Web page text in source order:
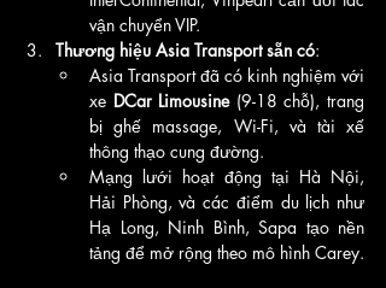
vận chuyển VIP.
Thương hiệu Asia Transport sẵn có:
Asia Transport đã có kinh nghiệm với
xe DCar Limousine (9-18 chỗ), trang
bị ghế massage, Wi-Fi, và tài xế
thông thạo cung đường.
Mạng lưới hoạt động tại Hà Nội,
Hải Phòng, và các điểm du lịch như
Hạ Long, Ninh Bình, Sapa tạo nền
tảng để mở rộng theo mô hình Carey.